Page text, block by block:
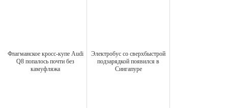
Флагманское кросс-купе Audi
Q8 попалось почти без
камуфляжа
Электробус со сверхбыстрой
подзарядкой появился в
Сингапуре